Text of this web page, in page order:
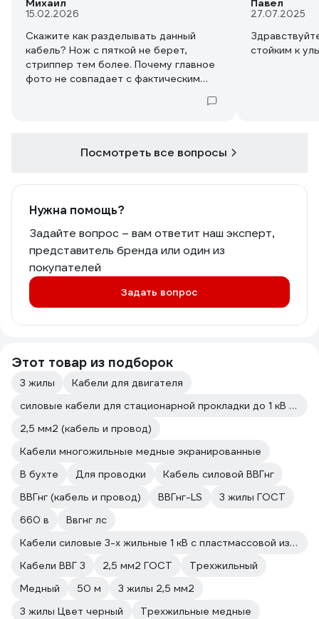
Михаил
15.02.2026
Скажите как разделывать данный
кабель? Нож с пяткой не берет,
стриппер тем более. Почему главное
фото не совпадает с фактическим
Павел
27.07.2025
стойким к
Посмотреть все вопросы
Нужна помощь?
Задайте вопрос – вам ответит наш эксперт,
представитель бренда или один из
покупателей
Задать вопрос
Этот товар из подборок
3 жилы
Кабели для двигателя
силовые кабели для стационарной прокладки до 1 кВ с медной жилой
2,5 мм2 (кабель и провод)
Кабели многожильные медные экранированные
В бухте
Для проводки
Кабель силовой ВВГнг
ВВГнг (кабель и провод)
ВВГнг-LS
3 жилы ГОСТ
660 в
Ввгнг лс
Кабели силовые 3-х жильные 1 кВ с пластмассовой изоляцией
Кабели ВВГ 3
2,5 мм2 ГОСТ
Трехжильный
Медный
50 м
3 жилы 2,5 мм2
3 жилы Цвет черный
Трехжильные медные